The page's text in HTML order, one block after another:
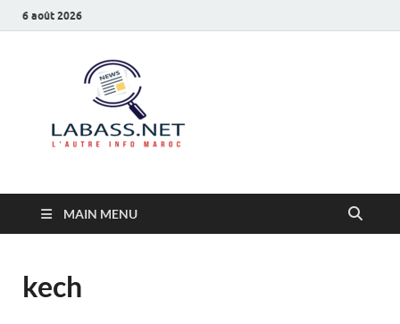
6 août 2026
MAIN MENU
kech